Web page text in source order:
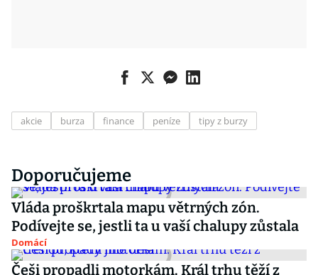
akcie burza finance peníze tipy z burzy
Doporučujeme
Vláda proškrtala mapu větrných zón.
Podívejte se, jestli ta u vaší chalupy zůstala
Domácí
Češi propadli motorkám. Král trhu těží z